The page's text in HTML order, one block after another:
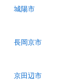
城陽市
長岡京市
京田辺市